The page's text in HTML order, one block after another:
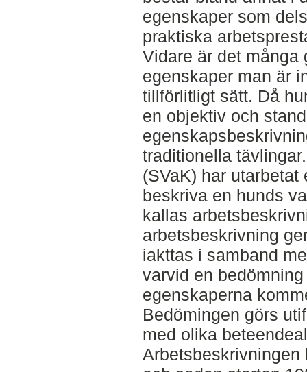
egenskaper som
praktiska
Vidare är det många
egenskaper man är
tillförlitligt sätt. Då
en objektiv och
traditionella
(SVaK) har utarbetat
beskriva en hunds
kallas
arbetsbeskrivning
iakttas i samband
varvid en
egenskaperna
Bedömingen görs
med olika
Arbetsbeskrivningen